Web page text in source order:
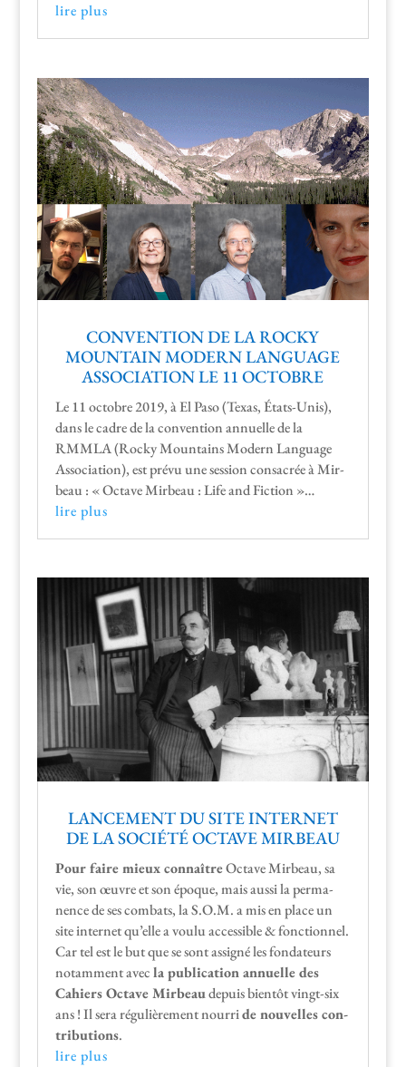
lire plus
CONVENTION DE LA ROCKY
MOUNTAIN MODERN LANGUAGE
ASSOCIATION LE 11 OCTOBRE
Le 11 octo­bre 2019, à El Paso (Texas, États-Unis),
dans le cadre de la con­ven­tion annuelle de la
RMMLA (Rocky Moun­tains Mod­ern Lan­guage
Asso­ci­a­tion), est prévu une ses­sion con­sacrée à Mir­
beau : « Octave Mir­beau : Life and Fiction »…
lire plus
LANCEMENT DU SITE INTERNET
DE LA SOCIÉTÉ OCTAVE MIRBEAU
Pour faire mieux con­naîtreOctave Mir­beau, sa
vie, son œuvre et son époque, mais aus­si la per­ma­
nence de ses com­bats, la S.O.M. a mis en place un
site inter­net qu’elle a voulu acces­si­ble & fonc­tion­nel.
Car tel est le but que se sont assigné les fon­da­teurs
notam­ment avecla pub­li­ca­tion annuelle des
Cahiers Octave Mir­beaudepuis bien­tôt vingt-six
ans ! Il sera régulière­ment nour­ride nou­velles con­
tri­bu­tions.
lire plus